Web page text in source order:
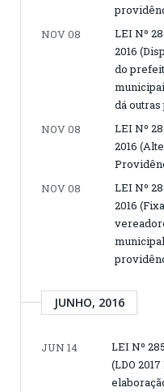
NOV 08
LEI Nº
2016
do
dá
NOV 08
LEI Nº
2016
NOV 08
LEI Nº
2016
JUNHO, 2016
JUN 14
LEI Nº
(LDO